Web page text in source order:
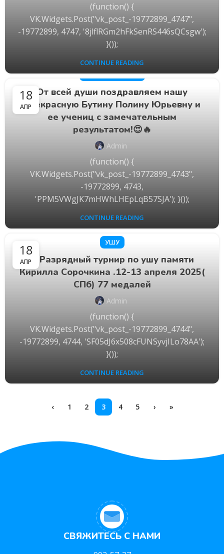
(function() {
VK.Widgets.Post("vk_post_-19772899_4747",
-19772899, 4747, '8jlflRGm2hFkSenRS446sQCsgw');
}());
CONTINUE READING
18
АПР
ХУД. ГИМНАСТИКА
От всей души поздравляем нашу
прекрасную Бутину Полину Юрьевну и
ее учениц с замечательным
результатом!😍🔥
Admin
(function() {
VK.Widgets.Post("vk_post_-19772899_4743",
-19772899, 4743,
'PPM5VWgJK7mHWhLHEpLqB57SJA'); }());
CONTINUE READING
18
АПР
УШУ
📍Разрядный турнир по ушу памяти
Кирилла Сорочкина .12-13 апреля 2025(
СПб) 77 медалей
Admin
(function() {
VK.Widgets.Post("vk_post_-19772899_4744",
-19772899, 4744, 'SF05dJ6x508cFUNSyvjILo78AA');
}());
CONTINUE READING
‹ 1 2 3 4 5 › »
СВЯЖИТЕСЬ С НАМИ